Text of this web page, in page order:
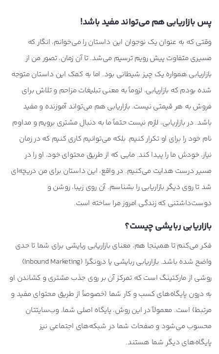
پس بازاریابی هم می‌تواند مفید باشد!
وقتی که به عنوان یک نوجوان این داستان را می‌خوانم، انگار که
مسیری متفاوت پیش رویم ترسیم می‌شد. تا آن زمان، تصور من از
بازاریابی همواره یک چیز شیطانی بود. اما به کمک این داستان متوجه
شده بودم که بازاریابی، لزوماً به معنی تبلیغات مزاحم و تلاش برای
فروش به هر قیمتی نیست. بازاریابی هم می‌تواند آموزنده و مفید
باشد. در بازاریابی، لازم نیست حتماً ما به دنبال مشتری برویم و مداوم
نام خود را برای او تکرار کنیم. بلکه می‌توانیم کاری کنیم که در زمان
نیاز، خودش ما را پیدا کند. مایی که از طریق محتوای خود، او را در
مسیر درست هدایت می‌کنیم. در واقع، این داستان برای من دریچه‌ای
شد تا روی دیگر بازاریابی را بشناسم. آن روی زیبا، روشن و
دوست‌داشتنی که زندگی امروز مرا ساخته است.
بازاریابی ربایشی چیست؟
فکر می‌کنم تا همینجا هم، معنای بازاریابی ربایشی برای شما تا حدی
واضح‌ شده باشد. بازاریابی ربایشی یا درونگرا (Inbound Marketing)
روشی از مارکتینگ است که تمرکز آن بر روی جذب مشتری و کشاندن او
به درون پایگاه‌های کسب و کار شما (خصوصاً از طریق محتوای مفید و
مرتبط) است. معمولاً در این روش، پایگاه اصلی شما، وب‌سایتتان
محسوب می‌شود و صفحات شما در شبکه‌های اجتماعی نیز
پایگاه‌های دیگر شما هستند.